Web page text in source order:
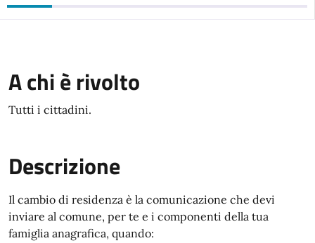
A chi è rivolto
Tutti i cittadini.
Descrizione
Il cambio di residenza è la comunicazione che devi
inviare al comune, per te e i componenti della tua
famiglia anagrafica, quando: